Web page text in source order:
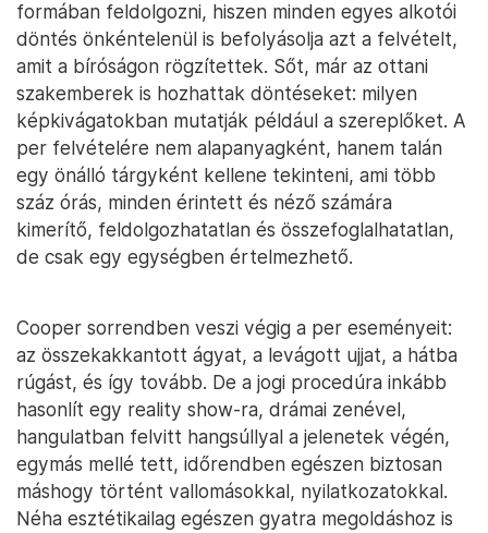
formában feldolgozni, hiszen minden egyes alkotói
döntés önkéntelenül is befolyásolja azt a felvételt,
amit a bíróságon rögzítettek. Sőt, már az ottani
szakemberek is hozhattak döntéseket: milyen
képkivágatokban mutatják például a szereplőket. A
per felvételére nem alapanyagként, hanem talán
egy önálló tárgyként kellene tekinteni, ami több
száz órás, minden érintett és néző számára
kimerítő, feldolgozhatatlan és összefoglalhatatlan,
de csak egy egységben értelmezhető.
Cooper sorrendben veszi végig a per eseményeit:
az összekakkantott ágyat, a levágott ujjat, a hátba
rúgást, és így tovább. De a jogi procedúra inkább
hasonlít egy reality show-ra, drámai zenével,
hangulatban felvitt hangsúllyal a jelenetek végén,
egymás mellé tett, időrendben egészen biztosan
máshogy történt vallomásokkal, nyilatkozatokkal.
Néha esztétikailag egészen gyatra megoldáshoz is